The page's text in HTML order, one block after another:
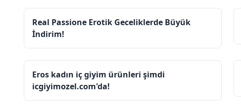
Real Passione Erotik Geceliklerde Büyük
İndirim!
Eros kadın iç giyim ürünleri şimdi
icgiyimozel.com'da!